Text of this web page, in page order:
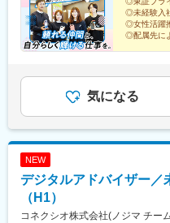
県、佐賀県、長崎県、熊
煙対策：屋内禁煙
県)、東川口駅、川口駅、
駅、鷲宮駅、栗橋駅、加
駅、桶川駅、羽貫駅、蓮
駅、新鎌ケ谷駅、武蔵小
駅、とうきょうスカイツ
(東京都)、本郷三丁目駅
駅、横浜駅、ナゴヤドー
園駅、上社駅、長久手古
国府宮駅、春日井駅(名
◎未経験入
◎女性活躍
◎配属先に
*☆『ヒト
気になる
NEW
デジタルアドバイザー／
（H1）
コネクシオ株式会社(ノジマ チー